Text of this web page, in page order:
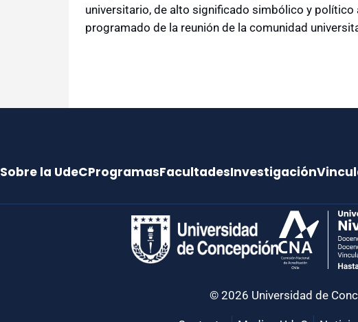
universitario, de alto significado simbólico y
programado de la reunión de la comunidad
Sobre la UdeCProgramasFacultadesInvestigación
© 2026 Universidad de